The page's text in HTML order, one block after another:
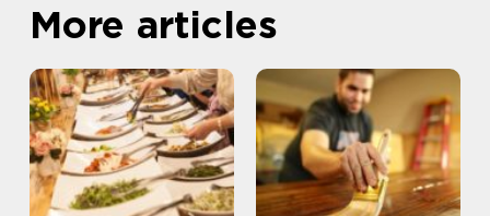
More articles